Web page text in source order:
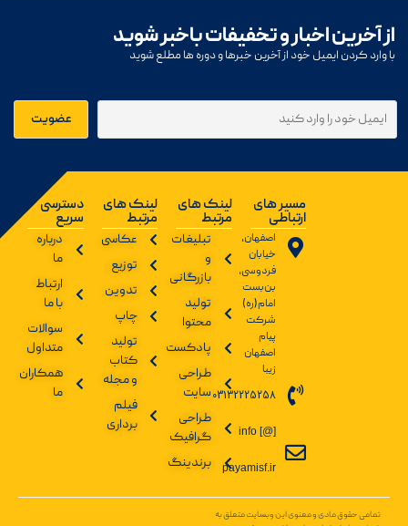
از آخرین اخبار و تخفیفات باخبر شوید
با وارد کردن ایمیل خود از آخرین خبرها و دوره ها مطلع شوید
مسیر های
ارتباطی
اصفهان،
خیابان
فردوسی،
بن‌بست
امام(ره)
شرکت
پیام
اصفهان
زیبا
03132225258
info [@]
payamisf.ir
لینک های
مرتبط
تبلیغات
و
بازرگانی
تولید
محتوا
پادکست
طراحی
سایت
طراحی
گرافیک
برندینگ
لینک های
مرتبط
عکاسی
توزیع
تدوین
چاپ
تولید
کتاب
و مجله
فیلم
برداری
دسترسی
سریع
درباره
ما
ارتباط
با ما
سوالات
متداول
همکاران
ما
تمامی حقوق مادی و معنوی این وبسایت متعلق به